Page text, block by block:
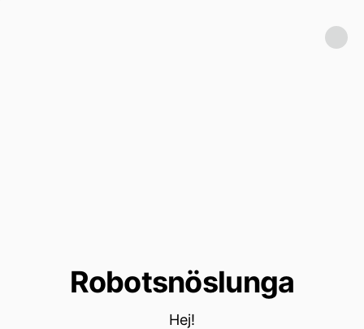
Robotsnöslunga
Hej!